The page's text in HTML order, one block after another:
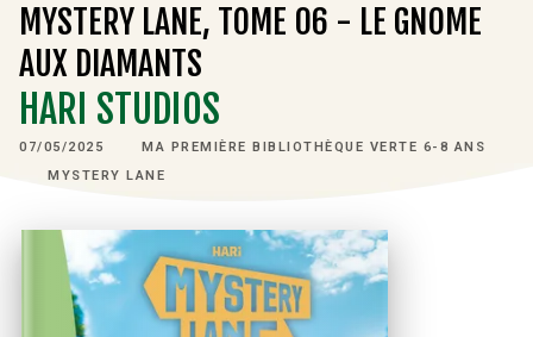
MYSTERY LANE, TOME 06 - LE GNOME
AUX DIAMANTS
HARI STUDIOS
07/05/2025
MA PREMIÈRE BIBLIOTHÈQUE VERTE 6-8 ANS
MYSTERY LANE